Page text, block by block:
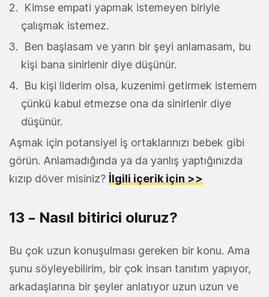
Kimse empati yapmak istemeyen biriyle
çalışmak istemez.
Ben başlasam ve yarın bir şeyi anlamasam, bu
kişi bana sinirlenir diye düşünür.
Bu kişi liderim olsa, kuzenimi getirmek istemem
çünkü kabul etmezse ona da sinirlenir diye
düşünür.
Aşmak için potansiyel iş ortaklarınızı bebek gibi
görün. Anlamadığında ya da yanlış yaptığınızda
kızıp döver misiniz? İlgili içerik için >>
13 – Nasıl bitirici oluruz?
Bu çok uzun konuşulması gereken bir konu. Ama
şunu söyleyebilirim, bir çok insan tanıtım yapıyor,
arkadaşlarına bir şeyler anlatıyor uzun uzun ve